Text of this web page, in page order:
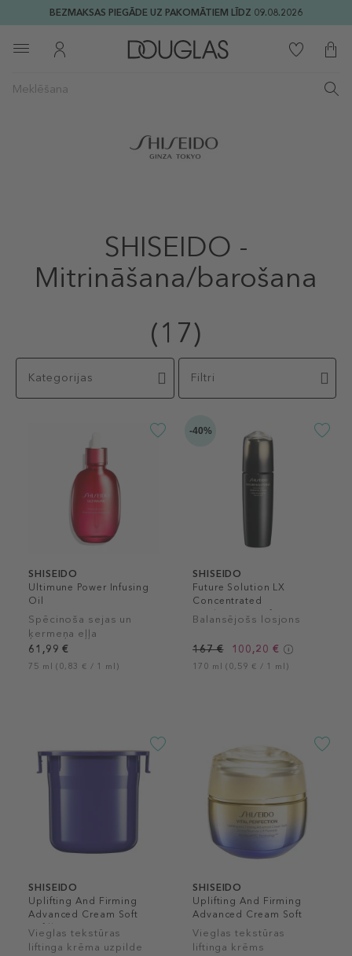
BEZMAKSAS PIEGĀDE UZ PAKOMĀTIEM LĪDZ 09.08.2026
SHISEIDO -
Mitrināšana/barošana
(17)
Kategorijas Filtri
SHISEIDO
Ultimune Power Infusing
Oil
Spēcinoša sejas un
ķermeņa eļļa
61,99 €
75 ml (0,83 € / 1 ml)
-40%
SHISEIDO
Future Solution LX
Concentrated
Brightening Softener
Balansējošs losjons
167 € 100,20 €
170 ml (0,59 € / 1 ml)
SHISEIDO
Uplifting And Firming
Advanced Cream Soft
Refill
Vieglas tekstūras
liftinga krēma uzpilde
SHISEIDO
Uplifting And Firming
Advanced Cream Soft
Vieglas tekstūras
liftinga krēms